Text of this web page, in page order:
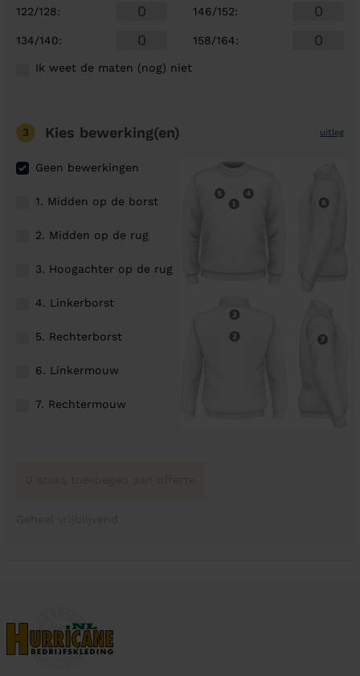
122/128:
134/140:
146/152:
158/164:
Ik weet de maten (nog) niet
3 Kies bewerking(en) uitleg
Geen bewerkingen
1. Midden op de borst
2. Midden op de rug
3. Hoogachter op de rug
4. Linkerborst
5. Rechterborst
6. Linkermouw
7. Rechtermouw